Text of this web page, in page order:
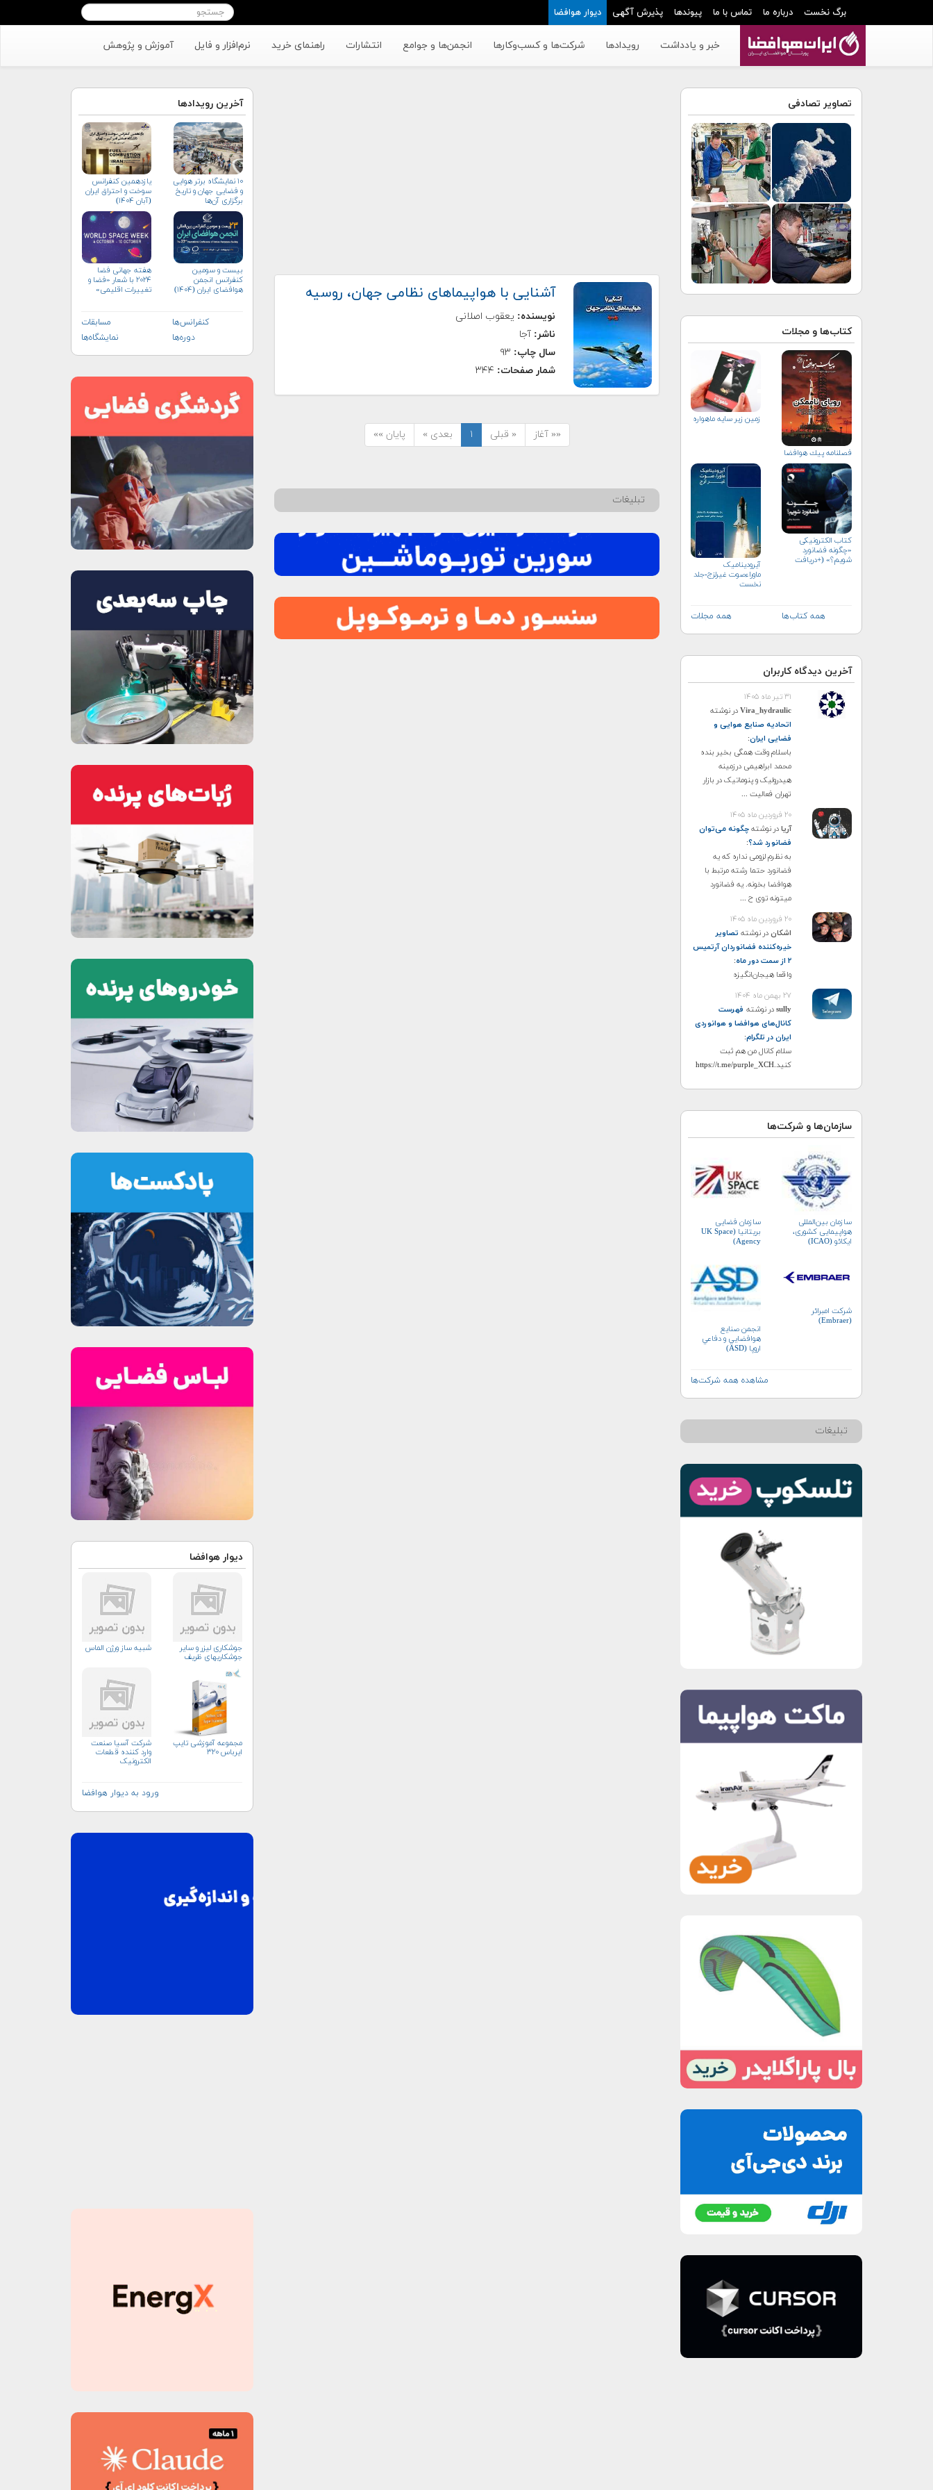
برگ نخست درباره ما تماس با ما پیوندها پذیرش آگهی دیوار هوافضا
خبر و یادداشت رویدادها شرکت‌ها و کسب‌وکار‌ها انجمن‌ها و جوامع انتشارات راهنمای خرید نرم‌افزار و فایل آموزش و پژوهش
تصاویر تصادفی
کتاب‌ها و مجلات
فصلنامه پيك هوافضا
زمین زیر سایه ماهواره
کتاب الکترونیکی
«چگونه فضانورد
شویم؟» (+دریافت
آیرودینامیک
ماوراءصوت غیرلزج-جلد
نخست
همه کتاب‌ها همه مجلات
آخرین دیدگاه کاربران
۳۱ تیر ماه ۱۴۰۵
Vira_hydraulicدر نوشته
اتحادیه صنایع هوایی و
فضایی ایران:
باسلام وقت همگی بخیر بنده
محمد ابراهیمی درزمینه
هیدرولیک و پنوماتیک در بازار
تهران فعالیت ...
۲۰ فروردین ماه ۱۴۰۵
آریادر نوشتهچگونه می‌توان
فضانورد شد؟:
به نظرم لزومی نداره که یه
فضانورد حتما رشته مرتبط با
هوافضا بخونه. یه فضانورد
میتونه توی ح ...
۲۰ فروردین ماه ۱۴۰۵
اشکاندر نوشته تصاویر
خیره‌کننده فضانوردان آرتمیس
۲ از سمت دور ماه
:
واقعا هیجان‌انگیزه
۲۷ بهمن ماه ۱۴۰۴
sullyدر نوشته فهرست
کانال‌های هوافضا و هوانوردی
ایران در تلگرام:
سلام کانال من هم ثبت
کنید.https://t.me/purple_XCH
سازمان‌ها و شرکت‌ها
سازمان بین‌المللی
هواپیمایی کشوری،
ایکائو (ICAO)
سازمان فضایی
بریتانیا (UK Space
Agency)
شرکت امبرائر
(Embraer)
انجمن صنايع
هوافضايي و دفاعي
اروپا (ASD)
مشاهده همه شرکت‌ها
تبلیغات
آشنایی با هواپیماهای نظامی جهان، روسیه
نویسنده: یعقوب اصلانی
ناشر: آجا
سال چاپ: ۹۳
شمار صفحات: ۳۴۴
«« آغاز « قبلی ۱ بعدی » پایان »»
تبلیغات
آخرین رویدادها
۱۰ نمایشگاه برتر هوایی
و فضایی جهان و تاریخ
برگزاری آن‌ها
یازدهمین کنفرانس
سوخت و احتراق ایران
(آبان‌ ۱۴۰۴)
بیست و سومین
کنفرانس انجمن
هوافضای ايران (۱۴۰۴)
هفته جهانی فضا
۲۰۲۴ با شعار «فضا و
تغییرات اقلیمی»
کنفرانس‌ها
مسابقات
دوره‌ها
نمایشگاه‌ها
دیوار هوافضا
جوشکاری لیزر و سایر
جوشکاریهای ظریف
شبیه ساز ورژن الماس
مجموعه آموزشی تایپ
ایرباس ۳۲۰
شرکت آسیا صنعت
وارد کننده قطعات
الکترونیک
ورود به دیوار هوافضا